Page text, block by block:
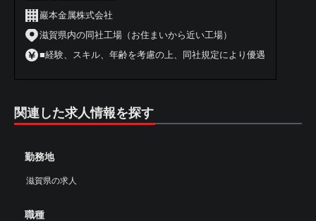
巖本金属株式会社
滋賀県内の同社工場（お住まいから近い工場）
■経験、スキル、年齢を考慮の上、同社規定により優遇
関連した求人情報を探す
勤務地
滋賀県の求人
職種